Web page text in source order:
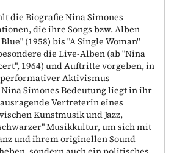
die Biografie Nina Simones
die ihre Songs bzw. Alben
(1958) bis "A Single Woman"
die Live-Alben (ab "Nina
1964) und Auftritte vorgeben, in
Aktivismus
Simones Bedeutung liegt in ihr
Vertreterin eines
Kunstmusik und Jazz,
Musikkultur, um sich mit
und ihrem originellen Sound